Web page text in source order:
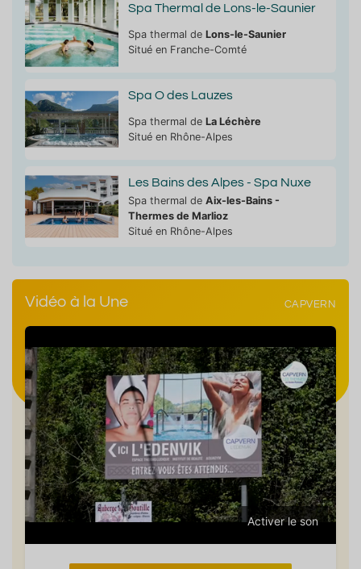
Spa Thermal de Lons-le-Saunier
Spa thermal de Lons-le-Saunier
Situé en Franche-Comté
Spa O des Lauzes
Spa thermal de La Léchère
Situé en Rhône-Alpes
Les Bains des Alpes - Spa Nuxe
Spa thermal de Aix-les-Bains -
Thermes de Marlioz
Situé en Rhône-Alpes
Vidéo à la Une CAPVERN
Activer le son